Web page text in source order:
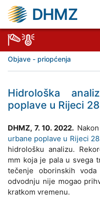
DHMZ
Objave - priopćenja
Hidrološka
poplave u Rijeci
DHMZ, 7. 10. 2022. Nakon
urbane poplave u Rijeci
hidrološku analizu.
mm koja je pala u svega
tečenje oborinskih
odvodnju nije mogao
kratkom vremenu.